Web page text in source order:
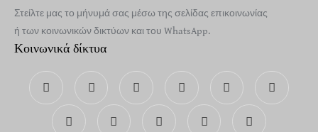
Στείλτε μας το μήνυμά σας μέσω της σελίδας επικοινωνίας
ή των κοινωνικών δικτύων και του WhatsApp.
Κοινωνικά δίκτυα